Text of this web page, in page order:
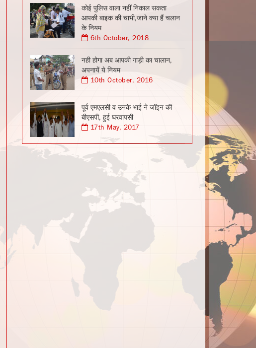
कोई पुलिस वाला नहीं निकाल सकता
आपकी बाइक की चाभी,जाने क्या हैं चलान
के नियम
6th October, 2018
नही होगा अब आपकी गाड़ी का चालान,
अपनायें ये नियम
10th October, 2016
पूर्व एमएलसी व उनके भाई ने जॉइन की
बीएसपी, हुई घरवापसी
17th May, 2017